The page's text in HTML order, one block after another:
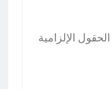
الحقول الإلزامية